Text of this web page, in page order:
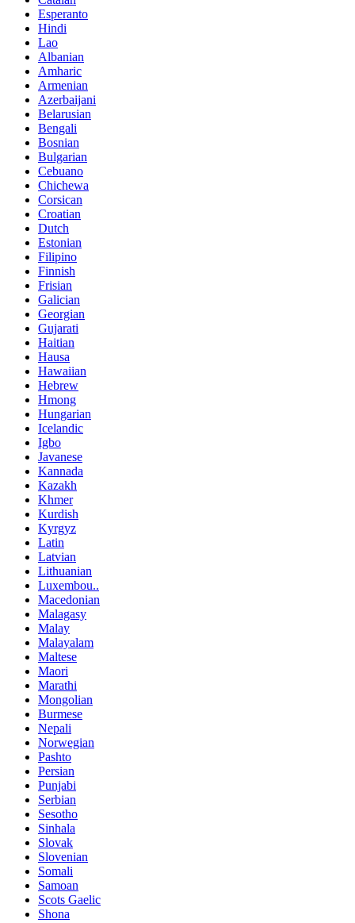
Esperanto
Hindi
Lao
Albanian
Amharic
Armenian
Azerbaijani
Belarusian
Bengali
Bosnian
Bulgarian
Cebuano
Chichewa
Corsican
Croatian
Dutch
Estonian
Filipino
Finnish
Frisian
Galician
Georgian
Gujarati
Haitian
Hausa
Hawaiian
Hebrew
Hmong
Hungarian
Icelandic
Igbo
Javanese
Kannada
Kazakh
Khmer
Kurdish
Kyrgyz
Latin
Latvian
Lithuanian
Luxembou..
Macedonian
Malagasy
Malay
Malayalam
Maltese
Maori
Marathi
Mongolian
Burmese
Nepali
Norwegian
Pashto
Persian
Punjabi
Serbian
Sesotho
Sinhala
Slovak
Slovenian
Somali
Samoan
Scots Gaelic
Shona